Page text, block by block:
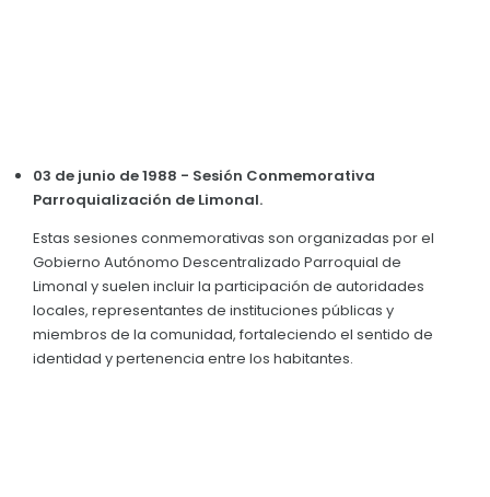
03 de junio de 1988 - Sesión Conmemorativa
Parroquialización de Limonal.
Estas sesiones conmemorativas son organizadas por el
Gobierno Autónomo Descentralizado Parroquial de
Limonal y suelen incluir la participación de autoridades
locales, representantes de instituciones públicas y
miembros de la comunidad, fortaleciendo el sentido de
identidad y pertenencia entre los habitantes.